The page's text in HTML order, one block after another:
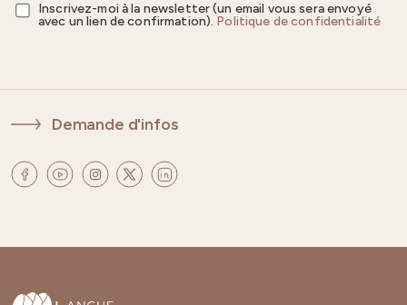
Inscrivez-moi à la newsletter (un email vous sera envoyé
avec un lien de confirmation). Politique de confidentialité
Demande d'infos